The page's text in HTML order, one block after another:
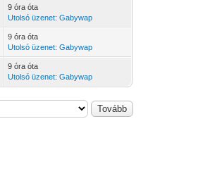
9 óra óta
Utolsó üzenet:Gabywap
9 óra óta
Utolsó üzenet:Gabywap
9 óra óta
Utolsó üzenet:Gabywap